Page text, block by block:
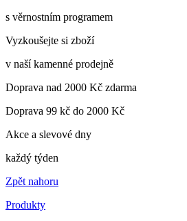
s věrnostním programem
Vyzkoušejte si zboží
v naší kamenné prodejně
Doprava nad 2000 Kč zdarma
Doprava 99 kč do 2000 Kč
Akce a slevové dny
každý týden
Zpět nahoru
Produkty